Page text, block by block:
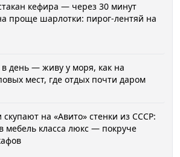
кефира — через 30 минут
проще шарлотки: пирог-лентяй на
день — живу у моря, как на
мест, где отдых почти даром
на «Авито» стенки из СССР:
мебель класса люкс — покруче